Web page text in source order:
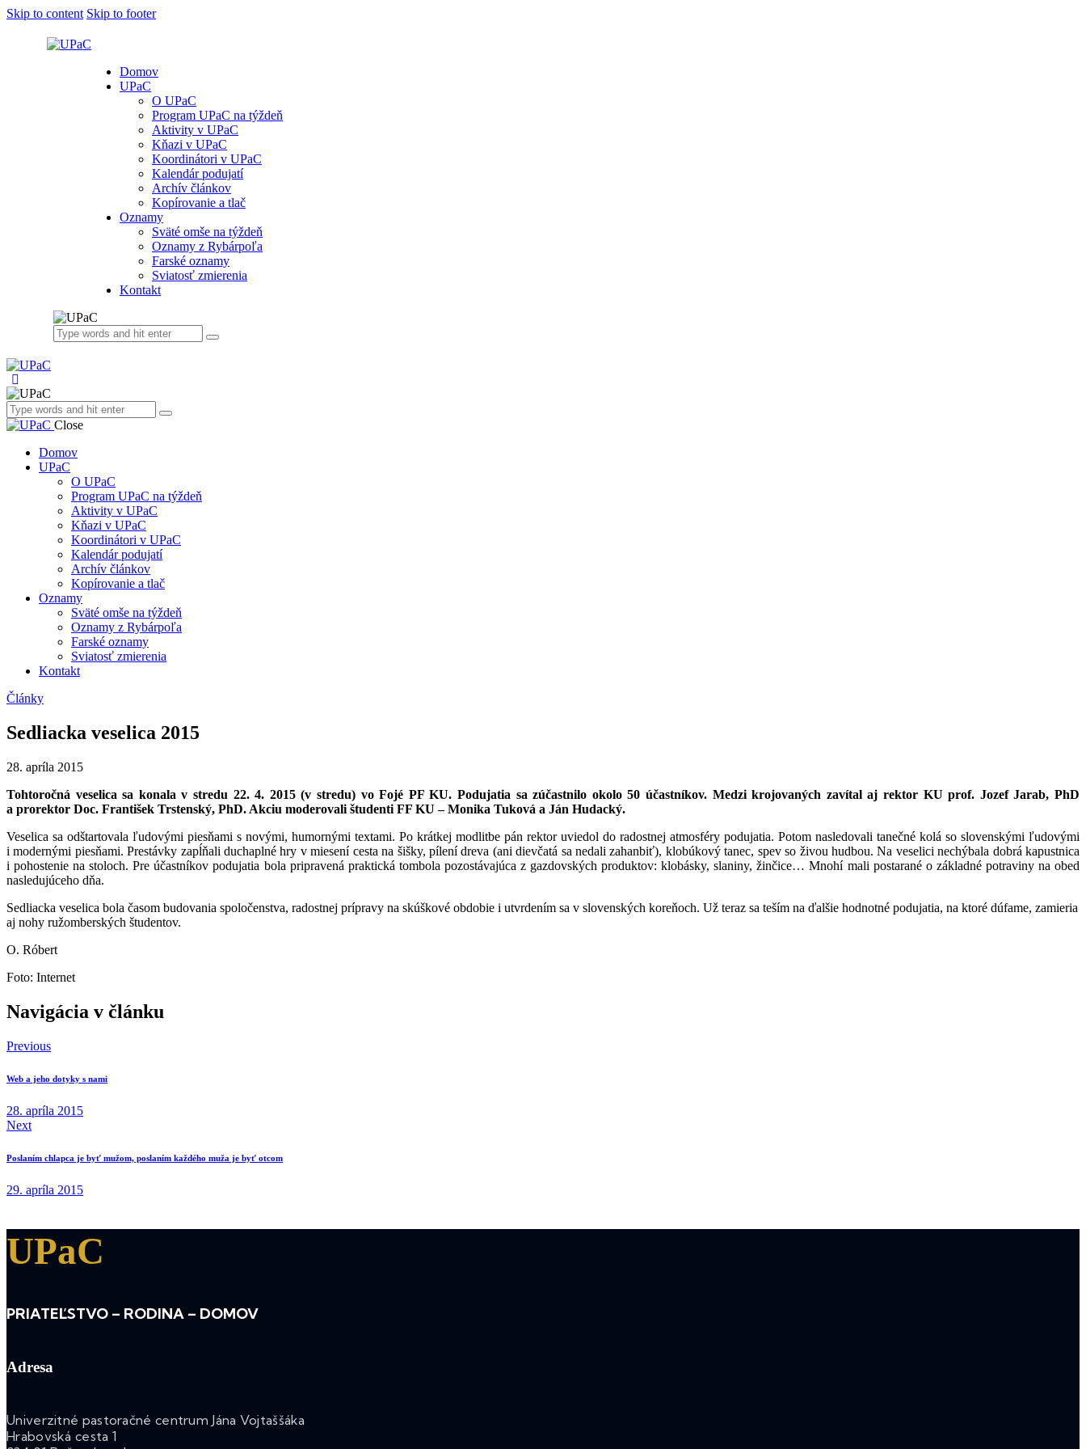
Skip to content Skip to footer
Domov
UPaC
O UPaC
Program UPaC na týždeň
Aktivity v UPaC
Kňazi v UPaC
Koordinátori v UPaC
Kalendár podujatí
Archív článkov
Kopírovanie a tlač
Oznamy
Sväté omše na týždeň
Oznamy z Rybárpoľa
Farské oznamy
Sviatosť zmierenia
Kontakt
Close
Domov
UPaC
O UPaC
Program UPaC na týždeň
Aktivity v UPaC
Kňazi v UPaC
Koordinátori v UPaC
Kalendár podujatí
Archív článkov
Kopírovanie a tlač
Oznamy
Sväté omše na týždeň
Oznamy z Rybárpoľa
Farské oznamy
Sviatosť zmierenia
Kontakt
Články
Sedliacka veselica 2015
28. apríla 2015
Tohtoročná veselica sa konala v stredu 22. 4. 2015 (v stredu) vo Fojé PF KU. Podujatia sa zúčastnilo okolo 50 účastníkov. Medzi krojovaných zavítal aj rektor KU prof. Jozef Jarab, PhD
a prorektor Doc. František Trstenský, PhD. Akciu moderovali študenti FF KU – Monika Tuková a Ján Hudacký.
Veselica sa odštartovala ľudovými piesňami s novými, humornými textami. Po krátkej modlitbe pán rektor uviedol do radostnej atmosféry podujatia. Potom nasledovali tanečné kolá so slovenskými ľudovými
i modernými piesňami. Prestávky zapĺňali duchaplné hry v miesení cesta na šišky, pílení dreva (ani dievčatá sa nedali zahanbiť), klobúkový tanec, spev so živou hudbou. Na veselici nechýbala dobrá kapustnica
i pohostenie na stoloch. Pre účastníkov podujatia bola pripravená praktická tombola pozostávajúca z gazdovských produktov: klobásky, slaniny, žinčice… Mnohí mali postarané o základné potraviny na obed
nasledujúceho dňa.
Sedliacka veselica bola časom budovania spoločenstva, radostnej prípravy na skúškové obdobie i utvrdením sa v slovenských koreňoch. Už teraz sa teším na ďalšie hodnotné podujatia, na ktoré dúfame, zamieria
aj nohy ružomberských študentov.
O. Róbert
Foto: Internet
Navigácia v článku
Previous
Web a jeho dotyky s nami
28. apríla 2015
Next
Poslaním chlapca je byť mužom, poslaním každého muža je byť otcom
29. apríla 2015
UPaC
PRIATEĽSTVO – RODINA – DOMOV
Adresa
Univerzitné pastoračné centrum Jána Vojtaššáka
Hrabovská cesta 1